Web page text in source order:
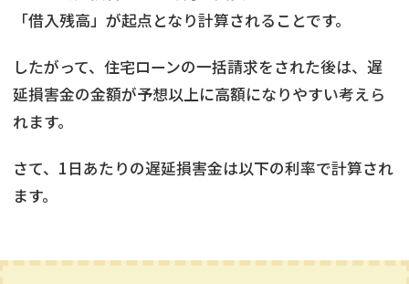
「借入残高」が起点となり計算されることです。
したがって、住宅ローンの一括請求をされた後は、遅
延損害金の金額が予想以上に高額になりやすい考えら
れます。
さて、1日あたりの遅延損害金は以下の利率で計算され
ます。